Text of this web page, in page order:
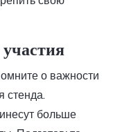
о важности
стенда.
больше